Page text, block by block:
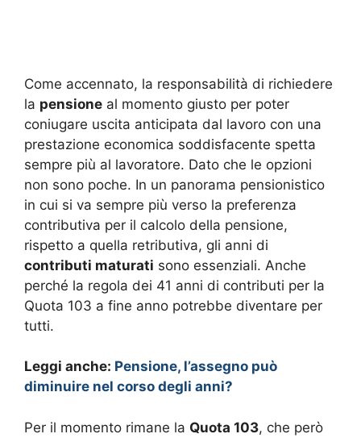
Come accennato, la responsabilità di richiedere
la pensione al momento giusto per poter
coniugare uscita anticipata dal lavoro con una
prestazione economica soddisfacente spetta
sempre più al lavoratore. Dato che le opzioni
non sono poche. In un panorama pensionistico
in cui si va sempre più verso la preferenza
contributiva per il calcolo della pensione,
rispetto a quella retributiva, gli anni di
contributi maturati sono essenziali. Anche
perché la regola dei 41 anni di contributi per la
Quota 103 a fine anno potrebbe diventare per
tutti.
Leggi anche: Pensione, l’assegno può
diminuire nel corso degli anni?
Per il momento rimane la Quota 103, che però